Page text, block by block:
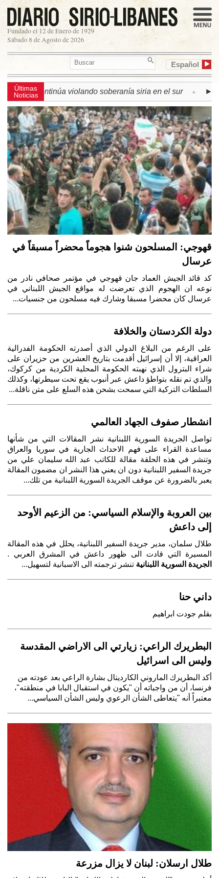
Fundado el 12 de Enero de 1929
Sábado 8 de Agosto de 2026
Español
Últimas
Noticias
continúa violando soberanía siria en el sur ►
قهوجي: المسلحون شنوا هجوماً محضراً مسبقاً في
عرسال
كد قائد الجيش العماد جان قهوجي في مؤتمر صحافي نادر من
نوعه ان الهجوم الذي تعرضت له مواقع الجيش اللبناني في
عرسال كان محضرا مسبقا وشارك فيه مسلحون من جنسيات...
دولة الكردستان والخلافة
على الرغم من البلاغ الدولي الذي أصدرته الحكومة الفدرالية
العراقية، إلا أن إسرائيل أقدمت بتاريخ العشرين من حزيران على
شراء البترول الذي نهبته الحكومة المحلية الكردية من كركوك،
والذي تم نقله بتواطؤ داعش عبر أنبوب يقع تحت سيطرتها، وكذلك
السلطات التركية التي سمحت بشحن هذه السلع على متن ناقلة...
انشطار صفوف الجهاد العالمي
تواصل الجريدة السورية اللبنانية نشر المقالات التي من شأنها
مساعدة القراء على فهم الاحداث الجارية في سوريا والعراق
وتنشر في هذه الحلقة مقالة للكاتب عبد الله سليمان علي من
جريدة السفير اللبنانية دون ان يعني هذا النشر ان مضمون المقالة
يعبر بالضرورة عن موقف الجريدة السورية اللبنانية من تلك...
بين العروبة والإسلام السياسي: من الزعيم الأوحد
إلى داعش
طلال سلمان، مدير جريدة السفير اللبنانية، يحلل في هذه المقالة
المسيرة التي قادت الى ظهور داعش في المشرق العربي .
الجريدة السورية اللبنانية تنشر ترجمته الى الاسبانية لتسهيل...
داني حنا
بقلم جودت ابراهيم
البطريرك الراعي: زيارتي الى الاراضي المقدسة
وليس الى اسرائيل
أكد البطريرك الماروني الكاردينال بشارة الراعي بعد عودته من
فرنسا، أن من واجباته أن "يكون في استقبال البابا في منطقته"،
معتبراً أنه "يتعاطى الشأن الرعوي وليس الشأن السياسي...
طلال ارسلان: لبنان لا يزال مزرعة